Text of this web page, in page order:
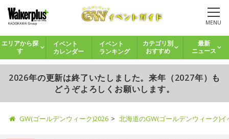
MENU
エリアから探
す
イベント
カレンダー
イベント
ランキング
カテゴリ別
おすすめ
最新
ニュース
2026年の更新は終了いたしました。来年（2027年）も
どうぞよろしくお願いします。
GW(ゴールデンウィーク)2026 北海道のGW(ゴールデンウィーク)